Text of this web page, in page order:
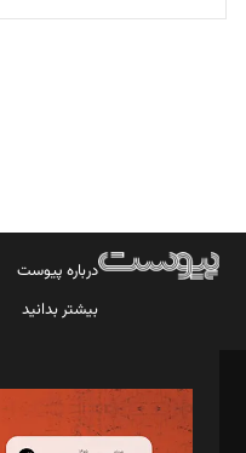
تحریریه
درباره پیوست
بیشتر بدانید
مدیر مسئول: محمدباقر اثنی‌عشری
سردبیر: مهرک محمودی